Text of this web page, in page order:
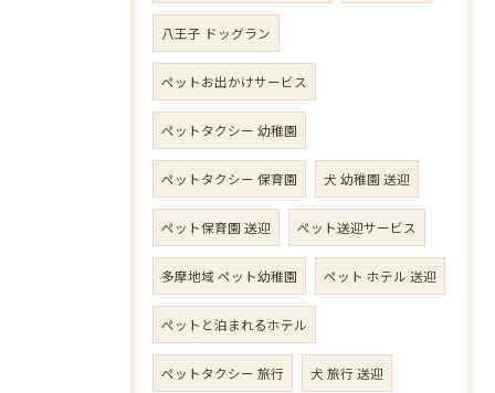
八王子 ドッグラン
ペットお出かけサービス
ペットタクシー 幼稚園
ペットタクシー 保育園 犬 幼稚園 送迎
ペット保育園 送迎 ペット送迎サービス
多摩地域 ペット幼稚園 ペット ホテル 送迎
ペットと泊まれるホテル
ペットタクシー 旅行 犬 旅行 送迎